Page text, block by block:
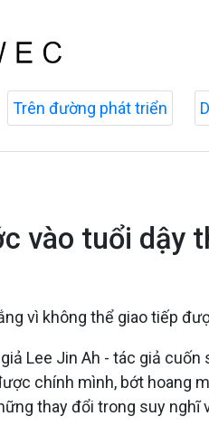
Trên đường phát triển
vào tuổi dậy
vì không thể giao tiếp
Lee Jin Ah - tác giả cuốn
chính mình, bớt hoang
thay đổi trong suy nghĩ